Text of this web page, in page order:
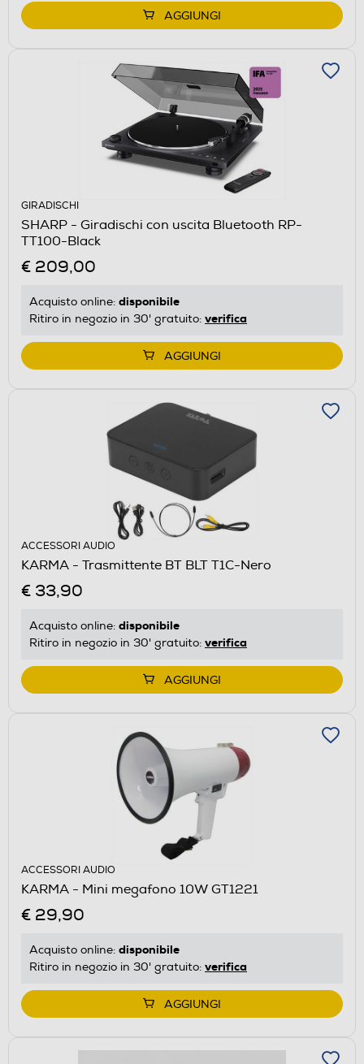
AGGIUNGI
GIRADISCHI
SHARP - Giradischi con uscita Bluetooth RP-
TT100-Black
€ 209,00
Acquisto online: disponibile
Ritiro in negozio in 30' gratuito: verifica
AGGIUNGI
ACCESSORI AUDIO
KARMA - Trasmittente BT BLT T1C-Nero
€ 33,90
Acquisto online: disponibile
Ritiro in negozio in 30' gratuito: verifica
AGGIUNGI
ACCESSORI AUDIO
KARMA - Mini megafono 10W GT1221
€ 29,90
Acquisto online: disponibile
Ritiro in negozio in 30' gratuito: verifica
AGGIUNGI